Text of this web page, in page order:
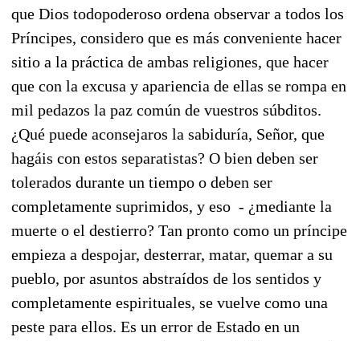
que Dios todopoderoso ordena observar a todos los
Príncipes, considero que es más conveniente hacer
sitio a la práctica de ambas religiones, que hacer
que con la excusa y apariencia de ellas se rompa en
mil pedazos la paz común de vuestros súbditos.
¿Qué puede aconsejaros la sabiduría, Señor, que
hagáis con estos separatistas? O bien deben ser
tolerados durante un tiempo o deben ser
completamente suprimidos, y eso - ¿mediante la
muerte o el destierro? Tan pronto como un príncipe
empieza a despojar, desterrar, matar, quemar a su
pueblo, por asuntos abstraídos de los sentidos y
completamente espirituales, se vuelve como una
peste para ellos. Es un error de Estado en un